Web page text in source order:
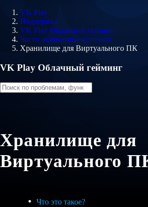
VK Play
Поддержка
VK Play Облачный гейминг
Часто задаваемые вопросы
Хранилище для Виртуального ПК
VK Play Облачный гейминг
Хранилище для
Виртуального
Что это такое?